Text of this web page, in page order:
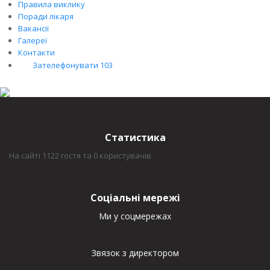
Правила виклику
Поради лікаря
Вакансії
Галереї
Контакти
Зателефонувати 103
Статистика
На сайті 1122 гостя та 0 користувачів
Соціальні мережі
Ми у соцмережах
Звязок з директором